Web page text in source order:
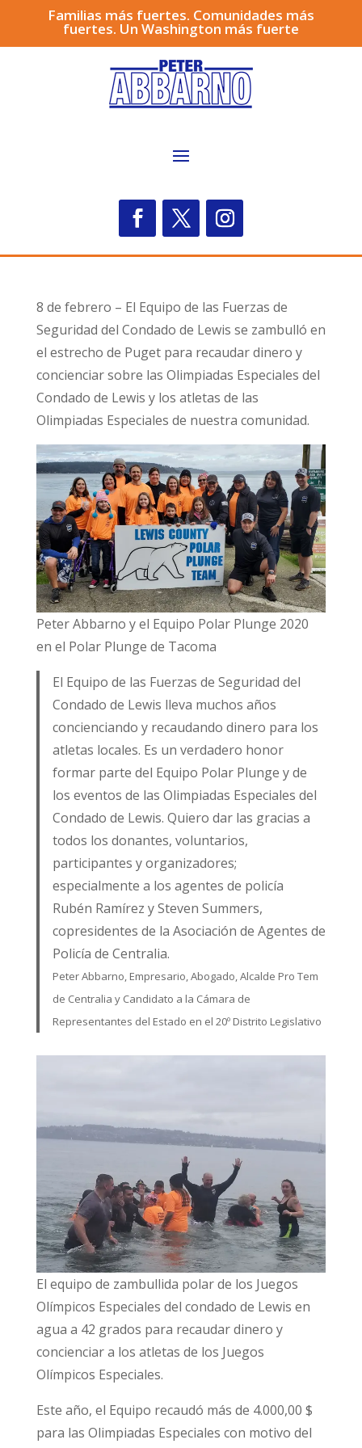
Familias más fuertes. Comunidades más
fuertes. Un Washington más fuerte
8 de febrero – El Equipo de las Fuerzas de
Seguridad del Condado de Lewis se zambulló en
el estrecho de Puget para recaudar dinero y
concienciar sobre las Olimpiadas Especiales del
Condado de Lewis y los atletas de las
Olimpiadas Especiales de nuestra comunidad.
Peter Abbarno y el Equipo Polar Plunge 2020
en el Polar Plunge de Tacoma
El Equipo de las Fuerzas de Seguridad del
Condado de Lewis lleva muchos años
concienciando y recaudando dinero para los
atletas locales. Es un verdadero honor
formar parte del Equipo Polar Plunge y de
los eventos de las Olimpiadas Especiales del
Condado de Lewis. Quiero dar las gracias a
todos los donantes, voluntarios,
participantes y organizadores;
especialmente a los agentes de policía
Rubén Ramírez y Steven Summers,
copresidentes de la Asociación de Agentes de
Policía de Centralia.
Peter Abbarno, Empresario, Abogado, Alcalde Pro Tem
de Centralia y Candidato a la Cámara de
Representantes del Estado en el 20º Distrito Legislativo
El equipo de zambullida polar de los Juegos
Olímpicos Especiales del condado de Lewis en
agua a 42 grados para recaudar dinero y
concienciar a los atletas de los Juegos
Olímpicos Especiales.
Este año, el Equipo recaudó más de 4.000,00 $
para las Olimpiadas Especiales con motivo del